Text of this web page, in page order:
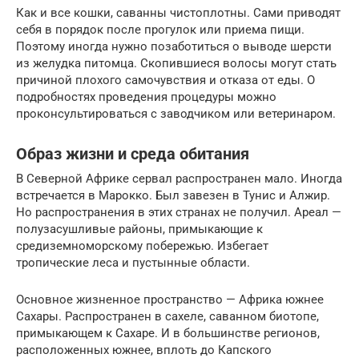
Как и все кошки, саванны чистоплотны. Сами приводят
себя в порядок после прогулок или приема пищи.
Поэтому иногда нужно позаботиться о выводе шерсти
из желудка питомца. Скопившиеся волосы могут стать
причиной плохого самочувствия и отказа от еды. О
подробностях проведения процедуры можно
проконсультироваться с заводчиком или ветеринаром.
Образ жизни и среда обитания
В Северной Африке сервал распространен мало. Иногда
встречается в Марокко. Был завезен в Тунис и Алжир.
Но распространения в этих странах не получил. Ареал —
полузасушливые районы, примыкающие к
средиземноморскому побережью. Избегает
тропические леса и пустынные области.
Основное жизненное пространство — Африка южнее
Сахары. Распространен в сахеле, саванном биотопе,
примыкающем к Сахаре. И в большинстве регионов,
расположенных южнее, вплоть до Капского